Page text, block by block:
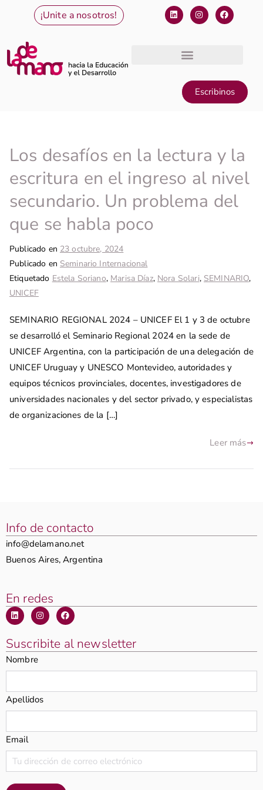
¡Unite a nosotros!
Escribinos
Los desafíos en la lectura y la
escritura en el ingreso al nivel
secundario. Un problema del
que se habla poco
Publicado en 23 octubre, 2024
Publicado en Seminario Internacional
Etiquetado Estela Soriano, Marisa Díaz, Nora Solari, SEMINARIO,
UNICEF
SEMINARIO REGIONAL 2024 – UNICEF El 1 y 3 de octubre
se desarrolló el Seminario Regional 2024 en la sede de
UNICEF Argentina, con la participación de una delegación de
UNICEF Uruguay y UNESCO Montevideo, autoridades y
equipos técnicos provinciales, docentes, investigadores de
universidades nacionales y del sector privado, y especialistas
de organizaciones de la […]
Leer más
Info de contacto
info@delamano.net
Buenos Aires, Argentina
En redes
Suscribite al newsletter
Nombre
Apellidos
Email